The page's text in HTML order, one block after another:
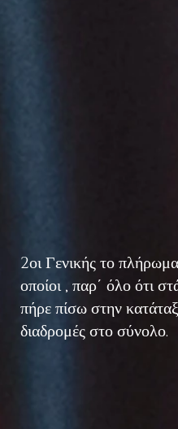
2οι Γενικής το
οποίοι , παρ΄ όλο ότι
πήρε πίσω στην
διαδρομές στο σύνολο.